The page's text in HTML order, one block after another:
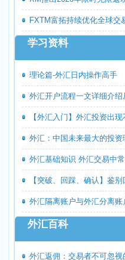
学习资料
理论篇-外汇日内操作高手
外汇百科